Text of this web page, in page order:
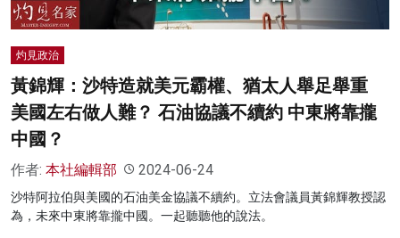
灼見政治
黃錦輝：沙特造就美元霸權、猶太人舉足舉重
美國左右做人難？ 石油協議不續約 中東將靠攏
中國？
作者: 本社編輯部 2024-06-24
沙特阿拉伯與美國的石油美金協議不續約。立法會議員黃錦輝教授認
為，未來中東將靠攏中國。一起聽聽他的說法。